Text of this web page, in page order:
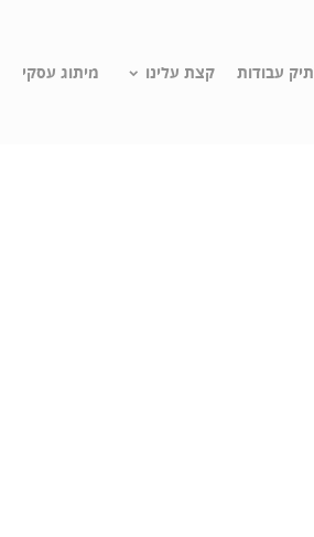
תיק עבודות קצת עלינו מיתוג עסקי